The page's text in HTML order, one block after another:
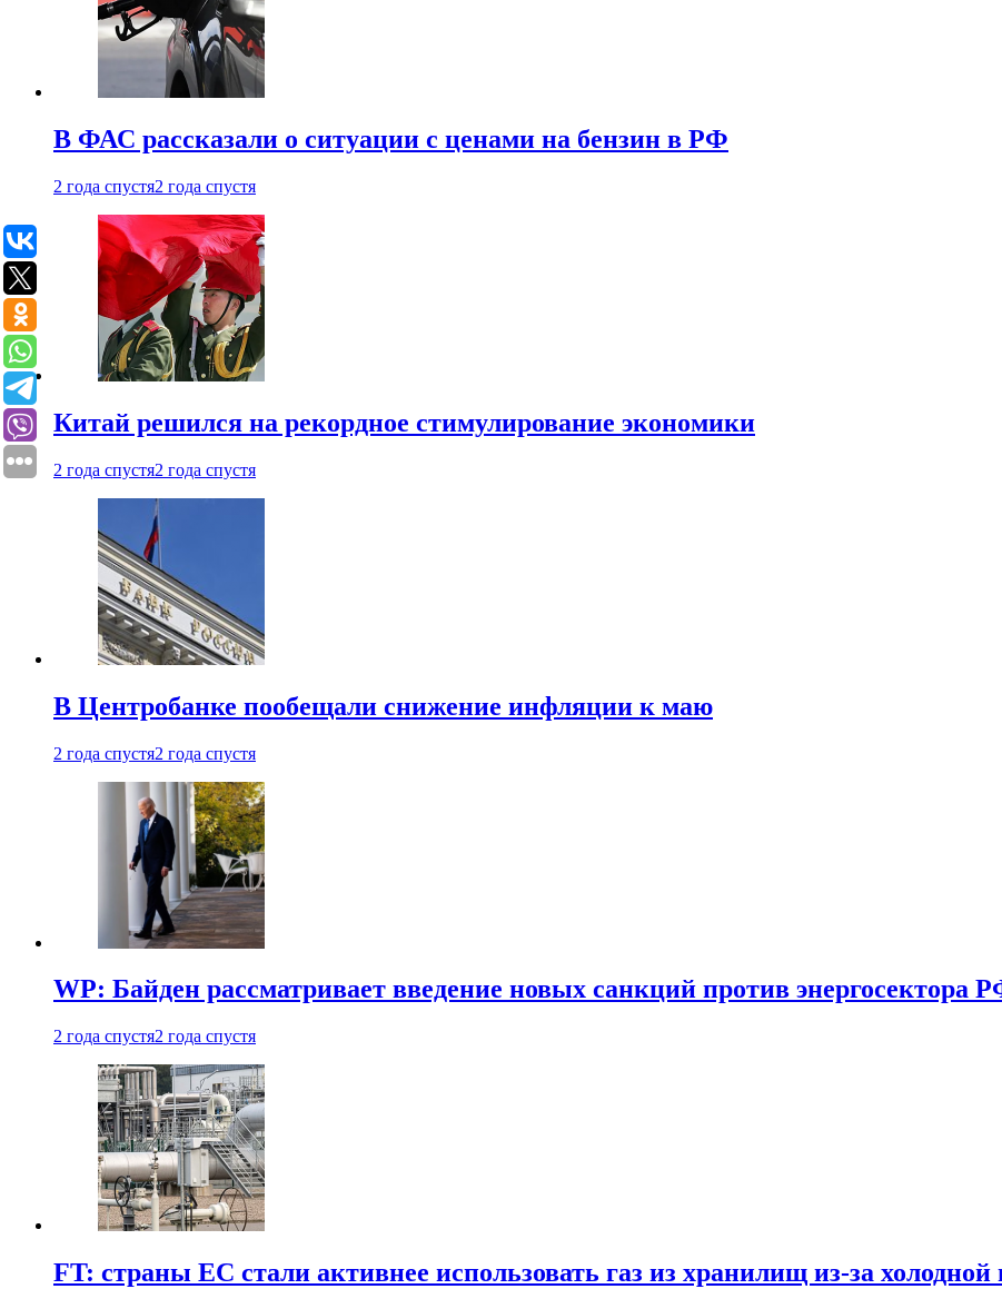
В ФАС рассказали о ситуации с ценами на бензин в РФ
2 года спустя2 года спустя
Китай решился на рекордное стимулирование экономики
2 года спустя2 года спустя
В Центробанке пообещали снижение инфляции к маю
2 года спустя2 года спустя
WP: Байден рассматривает введение новых санкций против энергосектора
2 года спустя2 года спустя
FT: страны ЕС стали активнее использовать газ из хранилищ из-за холодной